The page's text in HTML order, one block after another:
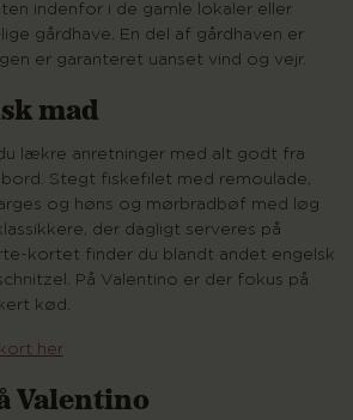
indenfor i de gamle lokaler eller
gårdhave. En del af gårdhaven er
er garanteret uanset vind og vejr.
mad
lækre anretninger med alt godt fra
Stegt fiskefilet med remoulade,
og høns og mørbradbøf med løg
der dagligt serveres på
kortet finder du blandt andet engelsk
På Valentino er der fokus på
kød.
her
Valentino